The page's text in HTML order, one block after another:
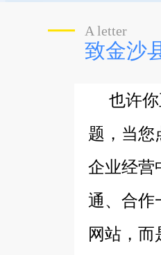
A letter
致金沙
也许你
题，当您
企业经营
通、合作
网站，而